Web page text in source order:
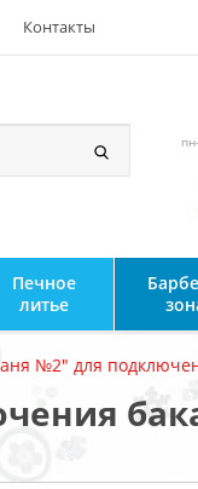
Контакты
Печное
литье
№2" для